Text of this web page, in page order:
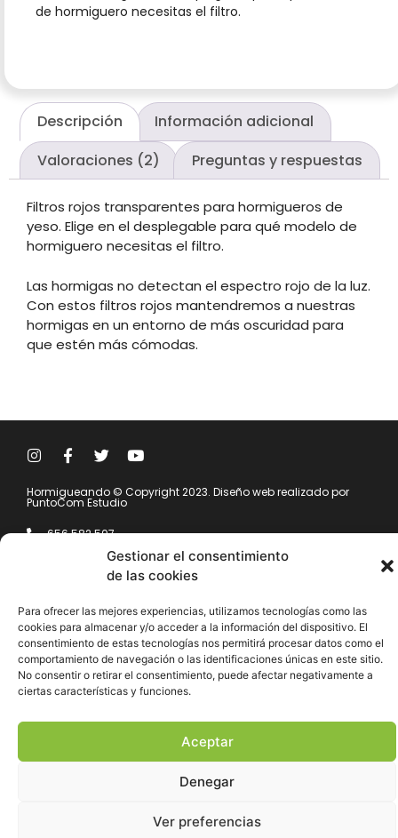
Gestionar el consentimiento
de las cookies
Para ofrecer las mejores experiencias, utilizamos tecnologías como las
cookies para almacenar y/o acceder a la información del dispositivo. El
consentimiento de estas tecnologías nos permitirá procesar datos como el
comportamiento de navegación o las identificaciones únicas en este sitio.
No consentir o retirar el consentimiento, puede afectar negativamente a
ciertas características y funciones.
Aceptar
Denegar
Ver preferencias
de hormiguero necesitas el filtro.
Descripción
Información adicional
Valoraciones (2)
Preguntas y respuestas
Filtros rojos transparentes para hormigueros de
yeso. Elige en el desplegable para qué modelo de
hormiguero necesitas el filtro.
Las hormigas no detectan el espectro rojo de la luz.
Con estos filtros rojos mantendremos a nuestras
hormigas en un entorno de más oscuridad para
que estén más cómodas.
Hormigueando © Copyright 2023. Diseño web realizado por
PuntoCom Estudio
656 582 507
info@hormigueando.com
Tres Cantos (Madrid)
Pago seguro
Aviso legal
Política de cookies
Política de privacidad
Declaración de accesibilidad
Hola ¿En qué podemos ayudarte?